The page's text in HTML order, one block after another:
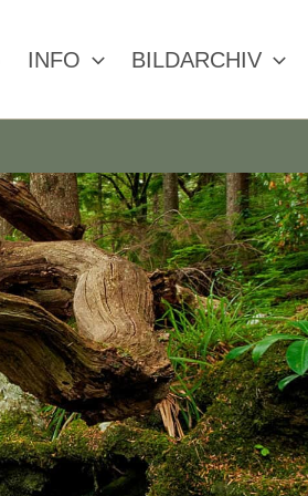
INFO BILDARCHIV